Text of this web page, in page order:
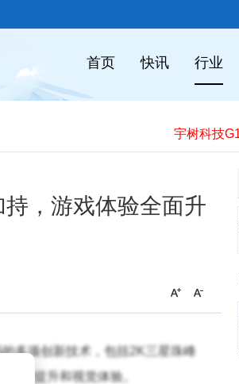
首页 快讯 行业
，游戏体验全面升
多项创新技术，包括2K三星珠峰
能提升和视觉体验。